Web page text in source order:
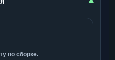
по сборке.